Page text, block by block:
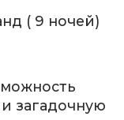
( 9 ночей)
загадочную